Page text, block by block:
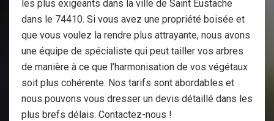
les plus exigeants dans la ville de Saint Eustache
dans le 74410. Si vous avez une propriété boisée et
que vous voulez la rendre plus attrayante, nous avons
une équipe de spécialiste qui peut tailler vos arbres
de manière à ce que l’harmonisation de vos végétaux
soit plus cohérente. Nos tarifs sont abordables et
nous pouvons vous dresser un devis détaillé dans les
plus brefs délais. Contactez-nous !